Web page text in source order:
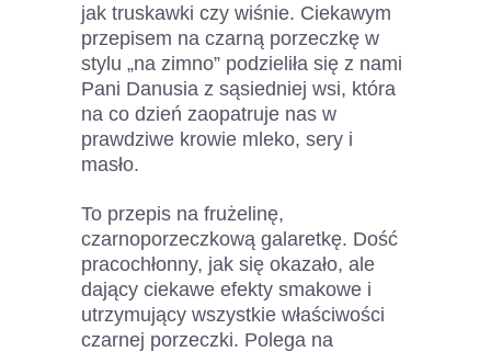
jak truskawki czy wiśnie. Ciekawym
przepisem na czarną porzeczkę w
stylu „na zimno” podzieliła się z nami
Pani Danusia z sąsiedniej wsi, która
na co dzień zaopatruje nas w
prawdziwe krowie mleko, sery i
masło.
To przepis na frużelinę,
czarnoporzeczkową galaretkę. Dość
pracochłonny, jak się okazało, ale
dający ciekawe efekty smakowe i
utrzymujący wszystkie właściwości
czarnej porzeczki. Polega na